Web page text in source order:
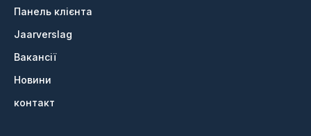
Панель клієнта
Jaarverslag
Вакансії
Новини
контакт